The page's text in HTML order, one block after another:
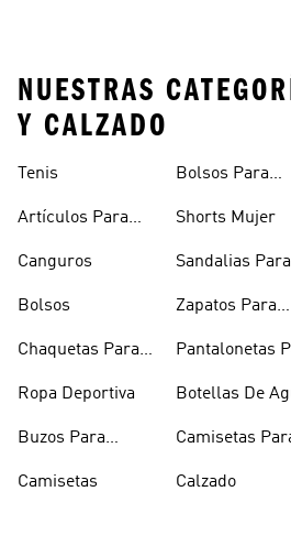
NUESTRAS
Y CALZADO
Tenis
Artículos Para
Canguros
Bolsos
Chaquetas Para
Ropa Deportiva
Buzos Para
Camisetas
Bolsos Para
Shorts Mujer
Sandalias Para
Zapatos Para
Pantalonetas
Botellas De
Camisetas
Calzado